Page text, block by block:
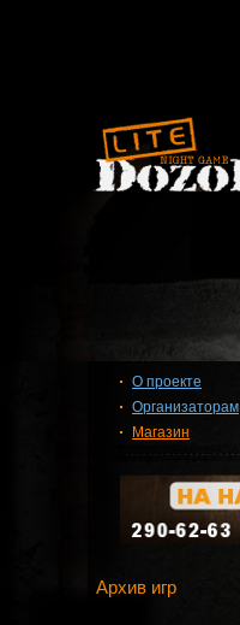
О проекте
Организаторам
Магазин
Архив игр